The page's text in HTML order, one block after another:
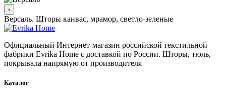
›
Версаль. Шторы канвас, мрамор, светло-зеленые
Официальный Интернет-магазин российской текстильной
фабрики Evrika Home c доставкой по России. Шторы, тюль,
покрывала напрямую от производителя
Каталог